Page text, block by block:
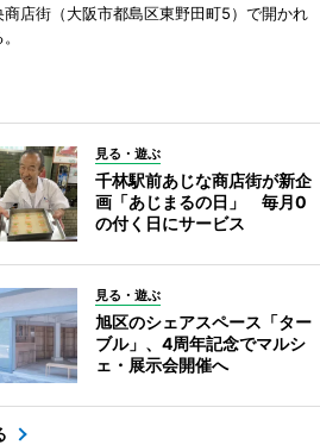
商店街（大阪市都島区東野田町5）で開かれ
見る・遊ぶ
千林駅前あじな商店街が新企
画「あじまるの日」 毎月0
の付く日にサービス
見る・遊ぶ
旭区のシェアスペース「ター
ブル」、4周年記念でマルシ
ェ・展示会開催へ